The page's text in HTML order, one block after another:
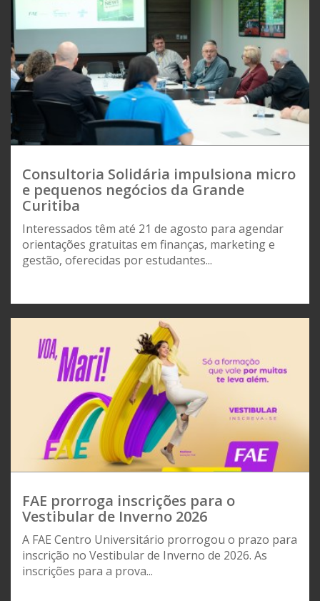
Consultoria Solidária impulsiona micro
e pequenos negócios da Grande
Curitiba
Interessados têm até 21 de agosto para agendar
orientações gratuitas em finanças, marketing e
gestão, oferecidas por estudantes...
FAE prorroga inscrições para o
Vestibular de Inverno 2026
A FAE Centro Universitário prorrogou o prazo para
inscrição no Vestibular de Inverno de 2026. As
inscrições para a prova...